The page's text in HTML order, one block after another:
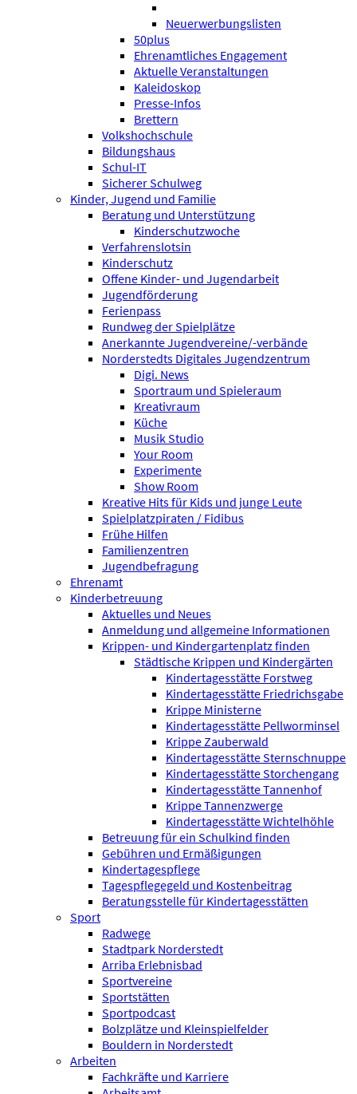
Neuerwerbungslisten
50plus
Ehrenamtliches Engagement
Aktuelle Veranstaltungen
Kaleidoskop
Presse-Infos
Brettern
Volkshochschule
Bildungshaus
Schul-IT
Sicherer Schulweg
Kinder, Jugend und Familie
Beratung und Unterstützung
Kinderschutzwoche
Verfahrenslotsin
Kinderschutz
Offene Kinder- und Jugendarbeit
Jugendförderung
Ferienpass
Rundweg der Spielplätze
Anerkannte Jugendvereine/-verbände
Norderstedts Digitales Jugendzentrum
Digi. News
Sportraum und Spieleraum
Kreativraum
Küche
Musik Studio
Your Room
Experimente
Show Room
Kreative Hits für Kids und junge Leute
Spielplatzpiraten / Fidibus
Frühe Hilfen
Familienzentren
Jugendbefragung
Ehrenamt
Kinderbetreuung
Aktuelles und Neues
Anmeldung und allgemeine Informationen
Krippen- und Kindergartenplatz finden
Städtische Krippen und Kindergärten
Kindertagesstätte Forstweg
Kindertagesstätte Friedrichsgabe
Krippe Ministerne
Kindertagesstätte Pellworminsel
Krippe Zauberwald
Kindertagesstätte Sternschnuppe
Kindertagesstätte Storchengang
Kindertagesstätte Tannenhof
Krippe Tannenzwerge
Kindertagesstätte Wichtelhöhle
Betreuung für ein Schulkind finden
Gebühren und Ermäßigungen
Kindertagespflege
Tagespflegegeld und Kostenbeitrag
Beratungsstelle für Kindertagesstätten
Sport
Radwege
Stadtpark Norderstedt
Arriba Erlebnisbad
Sportvereine
Sportstätten
Sportpodcast
Bolzplätze und Kleinspielfelder
Bouldern in Norderstedt
Arbeiten
Fachkräfte und Karriere